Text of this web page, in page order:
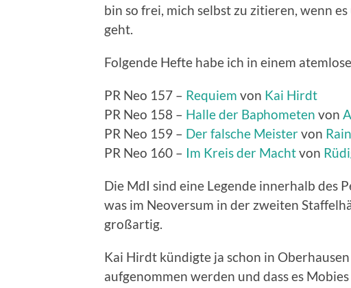
bin so frei, mich selbst zu zitieren, wenn
geht.
Folgende Hefte habe ich in einem
PR Neo 157 – Requiem von Kai Hirdt
PR Neo 158 – Halle der Baphometen von
PR Neo 159 – Der falsche Meistervon
PR Neo 160 – Im Kreis der Machtvon
Die MdI sind eine Legende innerhalb des
was im Neoversum in der zweiten
großartig.
Kai Hirdt kündigte ja schon in Oberhausen
aufgenommen werden und dass es